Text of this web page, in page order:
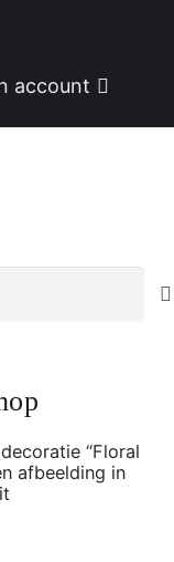
account
“Floral
afbeelding in